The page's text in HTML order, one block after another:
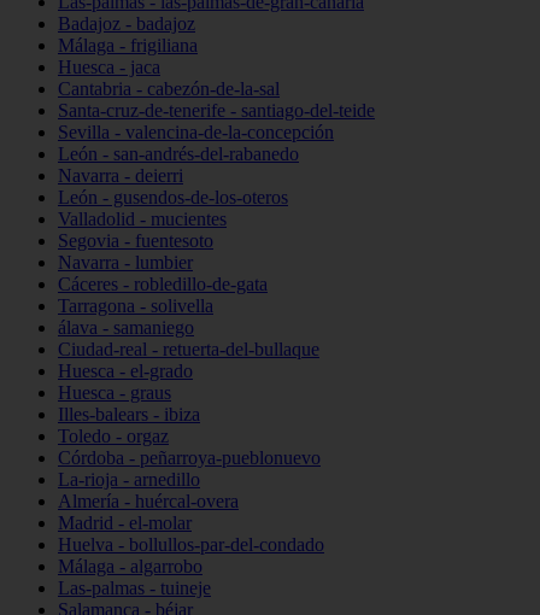
Badajoz - badajoz
Málaga - frigiliana
Huesca - jaca
Cantabria - cabezón-de-la-sal
Santa-cruz-de-tenerife - santiago-del-teide
Sevilla - valencina-de-la-concepción
León - san-andrés-del-rabanedo
Navarra - deierri
León - gusendos-de-los-oteros
Valladolid - mucientes
Segovia - fuentesoto
Navarra - lumbier
Cáceres - robledillo-de-gata
Tarragona - solivella
álava - samaniego
Ciudad-real - retuerta-del-bullaque
Huesca - el-grado
Huesca - graus
Illes-balears - ibiza
Toledo - orgaz
Córdoba - peñarroya-pueblonuevo
La-rioja - arnedillo
Almería - huércal-overa
Madrid - el-molar
Huelva - bollullos-par-del-condado
Málaga - algarrobo
Las-palmas - tuineje
Salamanca - béjar